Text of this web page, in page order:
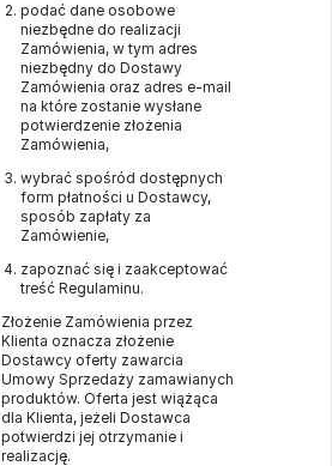
podać dane osobowe
niezbędne do realizacji
Zamówienia, w tym adres
niezbędny do Dostawy
Zamówienia oraz adres e-mail
na które zostanie wysłane
potwierdzenie złożenia
Zamówienia,
wybrać spośród dostępnych
form płatności u Dostawcy,
sposób zapłaty za
Zamówienie,
zapoznać się i zaakceptować
treść Regulaminu.
Złożenie Zamówienia przez
Klienta oznacza złożenie
Dostawcy oferty zawarcia
Umowy Sprzedaży zamawianych
produktów. Oferta jest wiążąca
dla Klienta, jeżeli Dostawca
potwierdzi jej otrzymanie i
realizację.